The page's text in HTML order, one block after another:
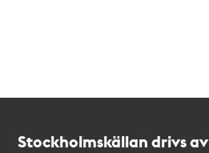
Stockholmskällan drivs av